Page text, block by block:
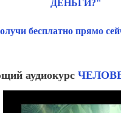
ДЕНЬГИ?"
бесплатно прямо
аудиокурс